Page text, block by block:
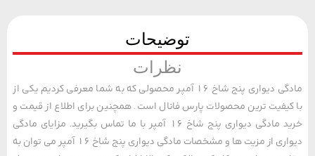
توضیحات
نظرات
مادگی دیواری پنج شاخ 16 آمپر محصولی که به شما معرفی کردیم یکی از
ترین محصولات پارس فانال است. همچنین برای اطلاع از قیمت و
خرید مادگی دیواری پنج شاخ 16 آمپر با ما تماس بگیرید. مزایای مادگی
دیواری از مزیت ها و مشخصات مادگی دیواری پنج شاخ 16 آمپر می توان به